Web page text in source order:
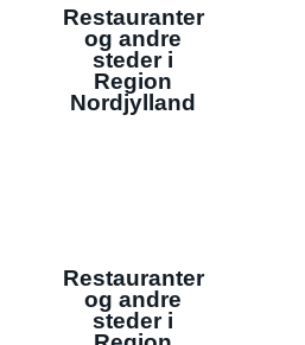
Restauranter
og andre
steder i
Region
Nordjylland
Restauranter
og andre
steder i